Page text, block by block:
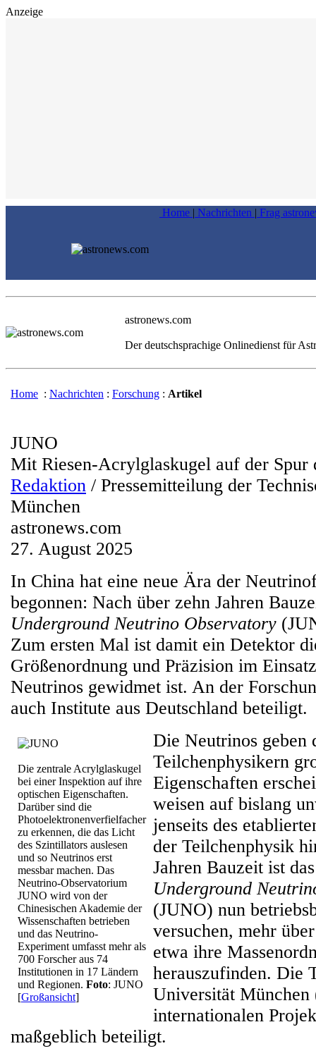
Anzeige
Home | Nachrichten | Frag
astronews.com
Der deutschsprachige Onlinedienst für
Home : Nachrichten : Forschung : Artikel
JUNO
Mit Riesen-Acrylglaskugel auf der Spur
Redaktion / Pressemitteilung der
München
astronews.com
27. August 2025
In China hat eine neue Ära der
begonnen: Nach über zehn Jahren
Underground Neutrino Observatory
Zum ersten Mal ist damit ein Detektor
Größenordnung und Präzision im
Neutrinos gewidmet ist. An der
auch Institute aus Deutschland beteiligt.
Die zentrale Acrylglaskugel
bei einer Inspektion auf ihre
optischen Eigenschaften.
Darüber sind die
Photoelektronenverfielfacher
zu erkennen, die das Licht
des Szintillators auslesen
und so Neutrinos erst
messbar machen. Das
Neutrino-Observatorium
JUNO wird von der
Chinesischen Akademie der
Wissenschaften betrieben
und das Neutrino-
Experiment umfasst mehr als
700 Forscher aus 74
Institutionen in 17 Ländern
und Regionen. Foto: JUNO
[Großansicht]
Die Neutrinos geben
Teilchenphysikern
Eigenschaften
weisen auf bislang
jenseits des
der Teilchenphysik
Jahren Bauzeit ist
Underground
(JUNO) nun
versuchen, mehr
etwa ihre
herauszufinden. Die
Universität
internationalen
maßgeblich beteiligt.